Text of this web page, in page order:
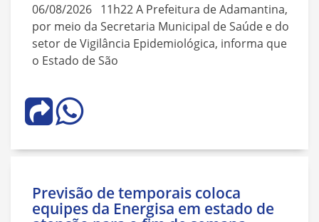
06/08/2026 11h22 A Prefeitura de Adamantina,
por meio da Secretaria Municipal de Saúde e do
setor de Vigilância Epidemiológica, informa que
o Estado de São
Previsão de temporais coloca
equipes da Energisa em estado de